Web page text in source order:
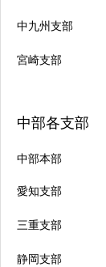
中九州支部
宮崎支部
中部各支部
中部本部
愛知支部
三重支部
静岡支部